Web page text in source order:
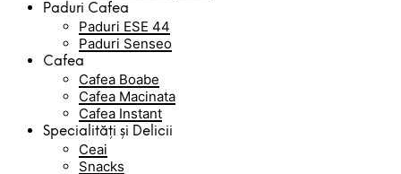
Paduri Cafea
Paduri ESE 44
Paduri Senseo
Cafea
Cafea Boabe
Cafea Macinata
Cafea Instant
Specialități și Delicii
Ceai
Snacks